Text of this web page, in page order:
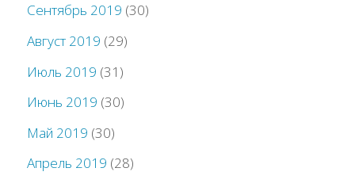
Сентябрь 2019 (30)
Август 2019 (29)
Июль 2019 (31)
Июнь 2019 (30)
Май 2019 (30)
Апрель 2019 (28)